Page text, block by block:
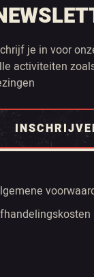
je in voor
activiteiten